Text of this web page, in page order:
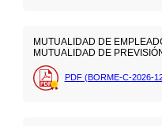
MUTUALIDAD DE
MUTUALIDAD DE
PDF (BORME-C-2026-